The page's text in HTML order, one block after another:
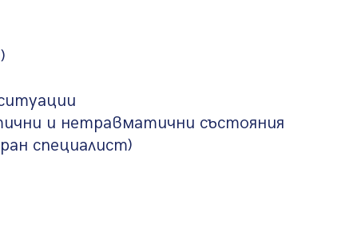
и нетравматични състояния
специалист)